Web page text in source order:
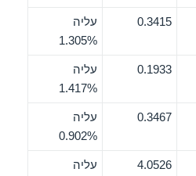
0.3415
עליה
1.305%
0.1933
עליה
1.417%
0.3467
עליה
0.902%
4.0526
עליה